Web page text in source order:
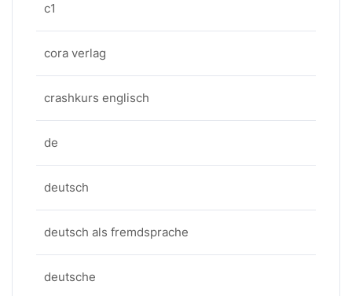
c1
cora verlag
crashkurs englisch
de
deutsch
deutsch als fremdsprache
deutsche